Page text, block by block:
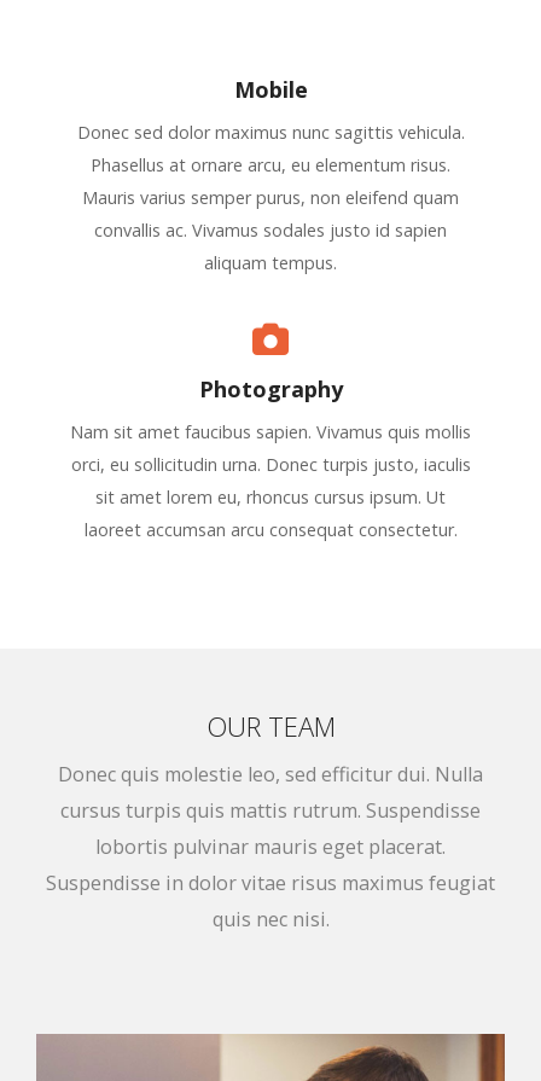
Mobile
Donec sed dolor maximus nunc sagittis vehicula.
Phasellus at ornare arcu, eu elementum risus.
Mauris varius semper purus, non eleifend quam
convallis ac. Vivamus sodales justo id sapien
aliquam tempus.
Photography
Nam sit amet faucibus sapien. Vivamus quis mollis
orci, eu sollicitudin urna. Donec turpis justo, iaculis
sit amet lorem eu, rhoncus cursus ipsum. Ut
laoreet accumsan arcu consequat consectetur.
OUR TEAM
Donec quis molestie leo, sed efficitur dui. Nulla
cursus turpis quis mattis rutrum. Suspendisse
lobortis pulvinar mauris eget placerat.
Suspendisse in dolor vitae risus maximus feugiat
quis nec nisi.